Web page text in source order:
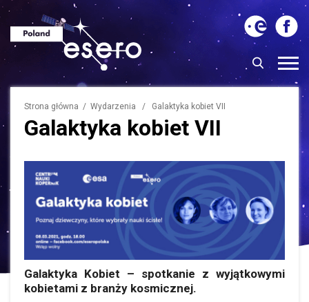
Strona główna / Wydarzenia / Galaktyka kobiet VII
Galaktyka kobiet VII
Galaktyka Kobiet – spotkanie z wyjątkowymi
kobietami z branży kosmicznej.